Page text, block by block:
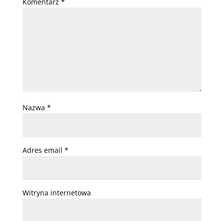
Nazwa *
Adres email *
Witryna internetowa